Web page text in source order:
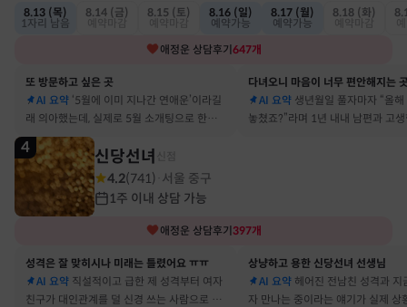
8.13 (목)
1자리 남음
8.14 (금)
8.15 (토)
8.16 (일)
예약가능
8.17 (월)
예약가능
8.18 (화)
애정운 상담후기 647개
또 방문하고 싶은 곳
AI 요약 ‘5월에 이미 지나간 연애운’이라길
래 의아했는데, 실제로 5월 소개팅으로 한참
고민했던 사람이 있었어요
다녀오니 마음이 너무 편안해지는
AI 요약 생년월일 풀자마자 “올
놓쳤죠?”라며 1년 내내 남편과 고
4 신당선녀
4.2(741) 서울 중구
1주 이내 상담 가능
애정운 상담후기 397개
성격은 잘 맞히시나 미래는 틀렸어요 ㅠㅠ
AI 요약 직설적이고 급한 제 성격부터 여자
친구가 대인관계를 덜 신경 쓰는 사람으로 바
상냥하고 용한 신당선녀 선생님
AI 요약 헤어진 전남친 성격과 지
자 만나는 중이라는 얘기가 실제 상